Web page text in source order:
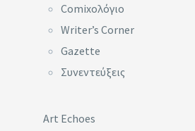
Comixoλόγιο
Writer’s Corner
Gazette
Συνεντεύξεις
Art Echoes